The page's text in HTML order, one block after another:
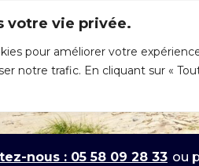
votre vie privée.
pour améliorer votre
notre trafic. En cliquant sur «
nous : 05 58 09 28 33